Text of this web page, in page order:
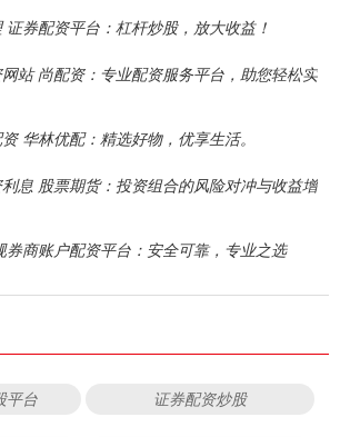
证券配资平台：杠杆炒股，放大收益！
站 尚配资：专业配资服务平台，助您轻松实
华林优配：精选好物，优享生活。
息 股票期货：投资组合的风险对冲与收益增
行 正规券商账户配资平台：安全可靠，专业之选
平台 证券配资炒股